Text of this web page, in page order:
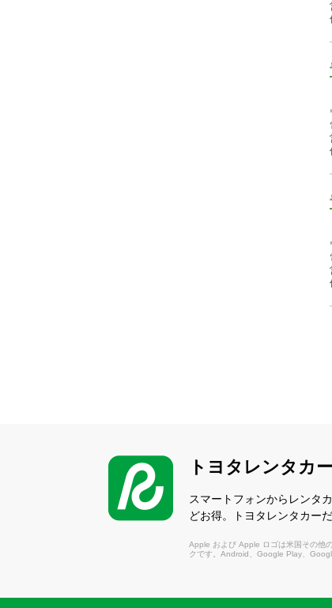
トヨタレンタカ
スマートフォンからレンタ
どお得。トヨタレンタカー
Apple および Apple ロゴは米国その他
クです。Android、Google Play、